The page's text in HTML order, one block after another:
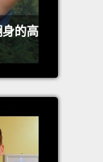
的高